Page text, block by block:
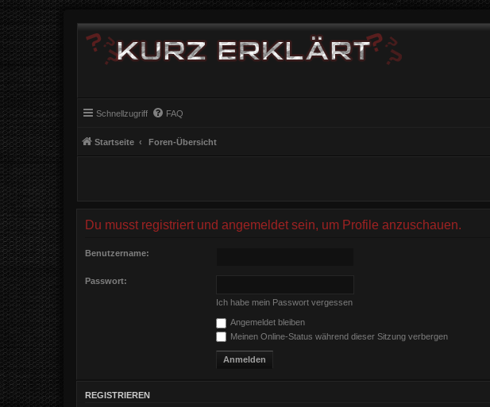
Schnellzugriff FAQ
Startseite Foren-Übersicht
Du musst registriert und angemeldet sein, um Profile anzuschauen.
Benutzername:
Passwort:
Ich habe mein Passwort vergessen
Angemeldet bleiben
Meinen Online-Status während dieser Sitzung verbergen
REGISTRIEREN